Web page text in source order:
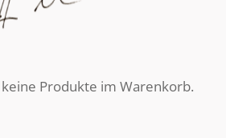
Produkte im Warenkorb.